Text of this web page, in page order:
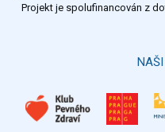
Projekt je spolufinancován z
NAŠI